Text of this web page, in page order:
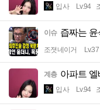
입사 Lv.94
이슈 즙짜는
조졋네이거 Lv.37
계층 아파트
입사 Lv.94